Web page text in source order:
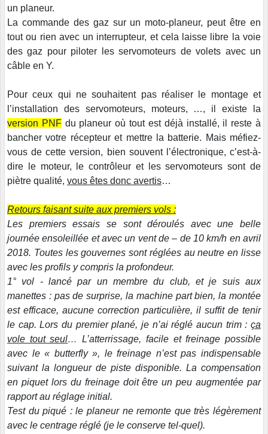
un planeur.
La commande des gaz sur un moto-planeur, peut être en
tout ou rien avec un interrupteur, et cela laisse libre la voie
des gaz pour piloter les servomoteurs de volets avec un
câble en Y.
Pour ceux qui ne souhaitent pas réaliser le montage et
l’installation des servomoteurs, moteurs, …, il existe la
version PNFdu planeur où tout est déjà installé, il reste à
bancher votre récepteur et mettre la batterie. Mais méfiez-
vous de cette version, bien souvent l’électronique, c’est-à-
dire le moteur, le contrôleur et les servomoteurs sont de
piètre qualité, vous êtes donc avertis…
Retours faisant suite aux premiers vols :
Les premiers essais se sont déroulés avec une belle
journée ensoleillée et avec un vent de – de 10 km/h en avril
2018. Toutes les gouvernes sont réglées au neutre en lisse
avec les profils y compris la profondeur.
1° vol - lancé par un membre du club, et je suis aux
manettes : pas de surprise, la machine part bien, la montée
est efficace, aucune correction particulière, il suffit de tenir
le cap. Lors du premier plané, je n’ai réglé aucun trim : ça
vole tout seul… L’atterrissage, facile et freinage possible
avec le « butterfly », le freinage n’est pas indispensable
suivant la longueur de piste disponible. La compensation
en piquet lors du freinage doit être un peu augmentée par
rapport au réglage initial.
Test du piqué : le planeur ne remonte que très légèrement
avec le centrage réglé (je le conserve tel-quel).